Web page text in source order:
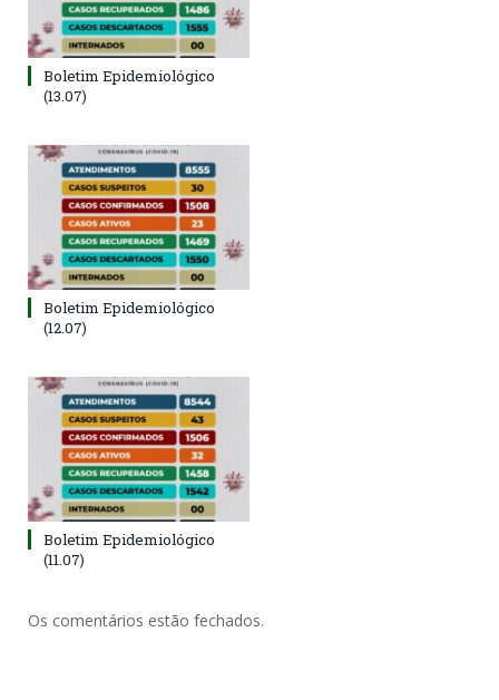
Boletim Epidemiológico
(13.07)
Boletim Epidemiológico
(12.07)
Boletim Epidemiológico
(11.07)
Os comentários estão fechados.